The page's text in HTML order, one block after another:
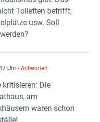
Toiletten betrifft,
usw. Soll
Uhr - Antworten
Die
am
waren schon